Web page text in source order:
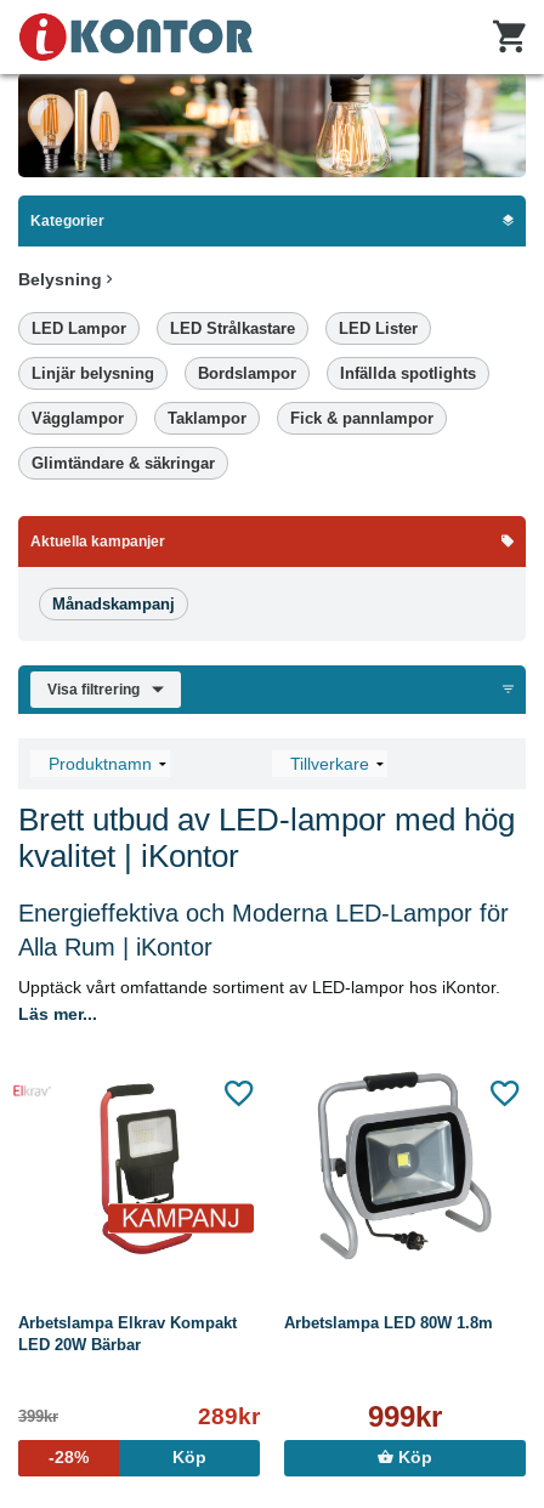
Kategorier
Belysning
LED Lampor LED Strålkastare LED Lister
Linjär belysning Bordslampor Infällda spotlights
Vägglampor Taklampor Fick & pannlampor
Glimtändare & säkringar
Aktuella kampanjer
Månadskampanj
Visa filtrering
Brett utbud av LED-lampor med hög
kvalitet | iKontor
Energieffektiva och Moderna LED-Lampor för
Alla Rum | iKontor
Upptäck vårt omfattande sortiment av LED-lampor hos iKontor.
Läs mer...
Arbetslampa Elkrav Kompakt
LED 20W Bärbar
399kr 289kr
-28% Köp
Arbetslampa LED 80W 1.8m
999kr
Köp